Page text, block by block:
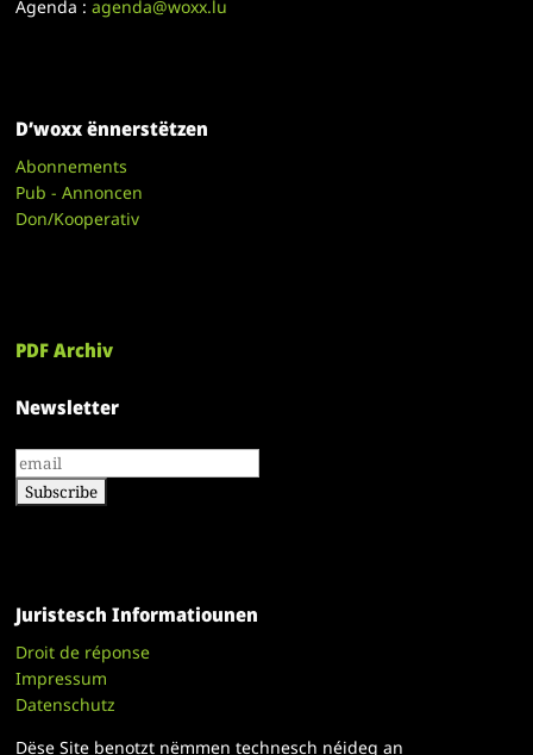
Agenda :agenda@woxx.lu
D’woxx ënnerstëtzen
Abonnements
Pub - Annoncen
Don/Kooperativ
PDF Archiv
Newsletter
Juristesch Informatiounen
Droit de réponse
Impressum
Datenschutz
Dëse Site benotzt nëmmen technesch néideg an